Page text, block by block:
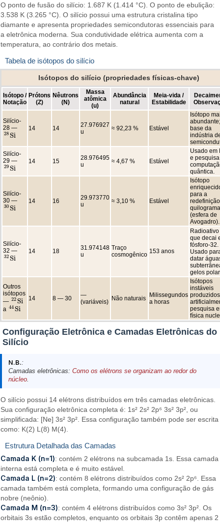
O ponto de fusão do silício: 1.687 K (1.414 °C). O ponto de ebulição:
3.538 K (3.265 °C). O silício possui uma estrutura cristalina tipo
diamante e apresenta propriedades semicondutoras essenciais para
a eletrônica moderna. Sua condutividade elétrica aumenta com a
temperatura, ao contrário dos metais.
Tabela de isótopos do silício
Isótopos do silício (propriedades físicas-chave)
Isótopo /
Notação
Prótons
(Z)
Nêutrons
(N)
Massa
atômica
(u)
Abundância
natural
Meia-vida /
Estabilidade
Silício-
28 —
28Si
28Si
14 14
27.976927
u
≈ 92,23 % Estável
Isótopo
abundante;
base da
indústria
Silício-
29 —
29Si
29Si
14 15
28.976495
u
≈ 4,67 % Estável
Usado em
e
quântica.
Silício-
30 —
30Si
30Si
14 16
29.973770
u
≈ 3,10 % Estável
Isótopo
para a
quilograma
(esfera de
Avogadro).
Silício-
32 —
32Si
32Si
14 18
31.974148
u
Traço
cosmogênico 153 anos
Radioativo
que decai
fósforo-32.
Usado
datar
gelos
Outros
isótopos
— 22Si
22Si
a 44Si
44Si
14 8 — 30
—
(variáveis) Não naturais Milissegundos
a horas
Isótopos
instáveis
produzidos
pesquisa
física
Configuração Eletrônica e Camadas Eletrônicas do
Silício
N.B.:
Camadas eletrônicas: Como os elétrons se organizam ao redor do
núcleo.
O silício possui 14 elétrons distribuídos em três camadas eletrônicas.
Sua configuração eletrônica completa é: 1s² 2s² 2p⁶ 3s² 3p², ou
simplificada: [Ne] 3s² 3p². Essa configuração também pode ser escrita
como: K(2) L(8) M(4).
Estrutura Detalhada das Camadas
Camada K (n=1): contém 2 elétrons na subcamada 1s. Essa camada
interna está completa e é muito estável.
Camada L (n=2): contém 8 elétrons distribuídos como 2s² 2p⁶. Essa
camada também está completa, formando uma configuração de gás
nobre (neônio).
Camada M (n=3): contém 4 elétrons distribuídos como 3s² 3p². Os
orbitais 3s estão completos, enquanto os orbitais 3p contêm apenas 2